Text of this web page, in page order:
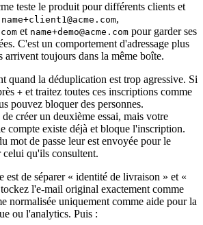
teste le produit pour différents clients et
name+client1@acme.com,
et name+demo@acme.com pour garder ses
C'est un comportement d'adressage plus
arrivent toujours dans la même boîte.
quand la déduplication est trop agressive. Si
+ et traitez toutes ces inscriptions comme
pouvez bloquer des personnes.
créer un deuxième essai, mais votre
compte existe déjà et bloque l'inscription.
mot de passe leur est envoyée pour le
celui qu'ils consultent.
est de séparer « identité de livraison » et «
l'e-mail original exactement comme
normalisée uniquement comme aide pour la
ou l'analytics. Puis :